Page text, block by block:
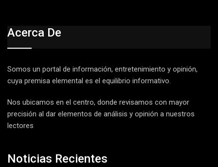
Acerca De
Somos un portal de información, entretenimiento y opinión,
cuya premisa elemental es el equilibrio informativo.
Nos ubicamos en el centro, donde revisamos con mayor
precisión al dar elementos de análisis y opinión a nuestros
lectores
Noticias Recientes